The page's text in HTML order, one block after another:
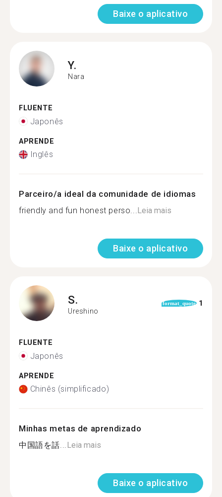
Baixe o aplicativo
Y.
Nara
FLUENTE
Japonês
APRENDE
Inglês
Parceiro/a ideal da comunidade de idiomas
friendly and fun honest perso...Leia mais
Baixe o aplicativo
S.
Ureshino
format_quote 1
FLUENTE
Japonês
APRENDE
Chinês (simplificado)
Minhas metas de aprendizado
中国語を話...Leia mais
Baixe o aplicativo